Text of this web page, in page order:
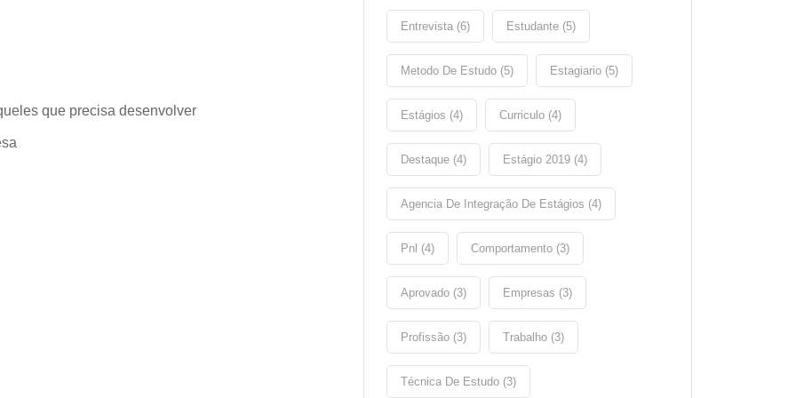
que precisa desenvolver
Entrevista (6) Estudante (5)
Metodo De Estudo (5) Estagiario (5)
Estágios (4) Curriculo (4)
Destaque (4) Estágio 2019 (4)
Agencia De Integração De Estágios (4)
Pnl (4) Comportamento (3)
Aprovado (3) Empresas (3)
Profissão (3) Trabalho (3)
Técnica De Estudo (3)